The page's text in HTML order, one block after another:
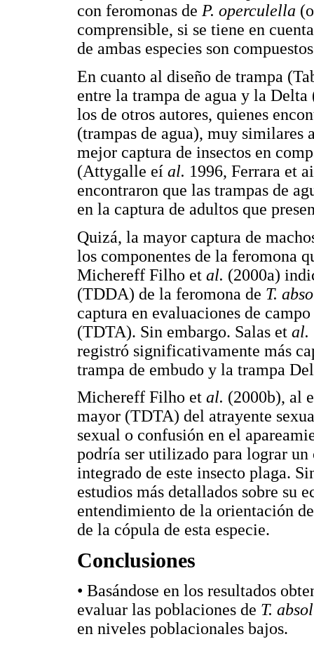
con feromonas de P. operculella
comprensible, si se tiene en
de ambas especies son
En cuanto al diseño de trampa
entre la trampa de agua y la
los de otros autores, quienes
(trampas de agua), muy similares
mejor captura de insectos en
(Attygalle eí al. 1996, Ferrara et
encontraron que las trampas de
en la captura de adultos que
Quizá, la mayor captura de
los componentes de la feromona
Michereff Filho et al. (2000a)
(TDDA) de la feromona de T.
captura en evaluaciones de
(TDTA). Sin embargo. Salas et al.
registró significativamente más
trampa de embudo y la trampa
Michereff Filho et al. (2000b), al
mayor (TDTA) del atrayente
sexual o confusión en el
podría ser utilizado para lograr un
integrado de este insecto plaga.
estudios más detallados sobre su
entendimiento de la orientación
de la cópula de esta especie.
Conclusiones
• Basándose en los resultados
evaluar las poblaciones de T.
en niveles poblacionales bajos.